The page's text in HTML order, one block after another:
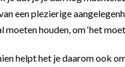
een plezierige
moeten houden, om ‘het
helpt het je daarom ook